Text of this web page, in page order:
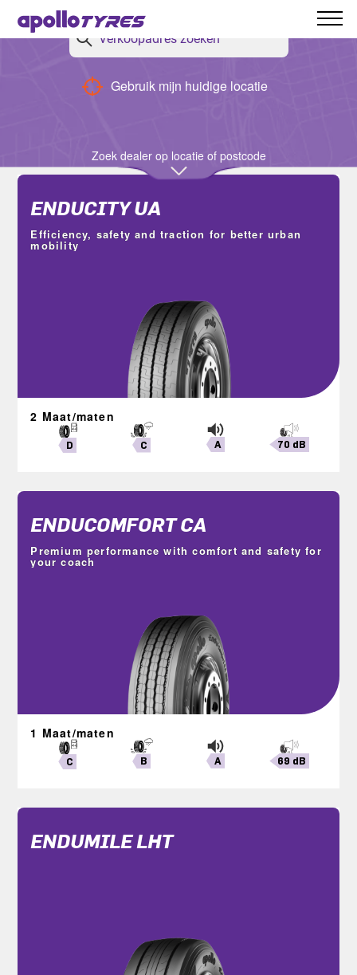
Gebruik mijn huidige locatie
Zoek dealer op locatie of postcode
Terug
ENDUCITY UA
Efficiency, safety and traction for better urban
mobility
2 Maat/maten
D C A 70 dB
ENDUCOMFORT CA
Premium performance with comfort and safety for
your coach
1 Maat/maten
C B A 69 dB
ENDUMILE LHT